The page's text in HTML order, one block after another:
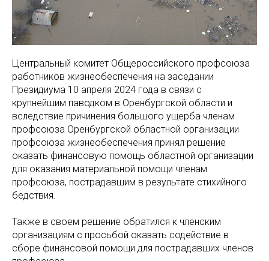
Центральный комитет Общероссийского профсоюза
работников жизнеобеспечения на заседании
Президиума 10 апреля 2024 года в связи с
крупнейшим паводком в Оренбургской области и
вследствие причинения большого ущерба членам
профсоюза Оренбургской областной организации
профсоюза жизнеобеспечения принял решение
оказать финансовую помощь областной организации
для оказания материальной помощи членам
профсоюза, пострадавшим в результате стихийного
бедствия.
Также в своем решение обратился к членским
организациям с просьбой оказать содействие в
сборе финансовой помощи для пострадавших членов